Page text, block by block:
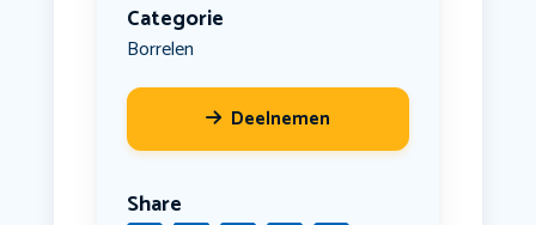
Categorie
Borrelen
Deelnemen
Share